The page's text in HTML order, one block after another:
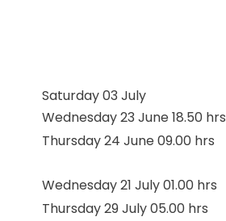
Saturday 03 July
Wednesday 23 June 18.50 hrs
Thursday 24 June 09.00 hrs
Wednesday 21 July 01.00 hrs
Thursday 29 July 05.00 hrs